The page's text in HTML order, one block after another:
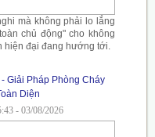
mà không phải lo lắng
chủ động" cho không
hiện đại đang hướng tới.
Giải Pháp Phòng Cháy
Diện
- 03/08/2026